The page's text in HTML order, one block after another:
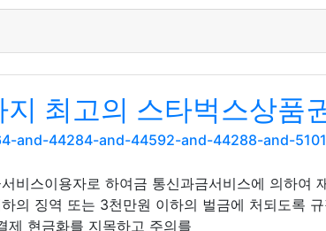
최고의 스타벅스상품
and-44284-and-44592-and-44288-and-
비스이용자로 하여금 통신과금서비스에 의하여
의 징역 또는 3천만원 이하의 벌금에 처되도록
제 현금화를 지목하고 주의를